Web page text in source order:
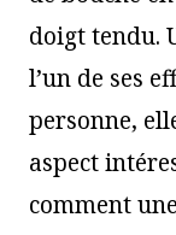
doigt tendu.
l’un de ses
personne,
aspect
comment